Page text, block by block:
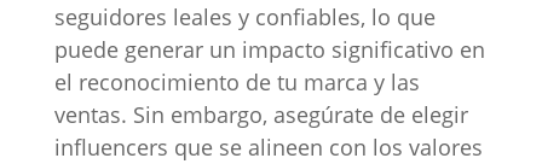
seguidores leales y confiables, lo que
puede generar un impacto significativo en
el reconocimiento de tu marca y las
ventas. Sin embargo, asegúrate de elegir
influencers que se alineen con los valores